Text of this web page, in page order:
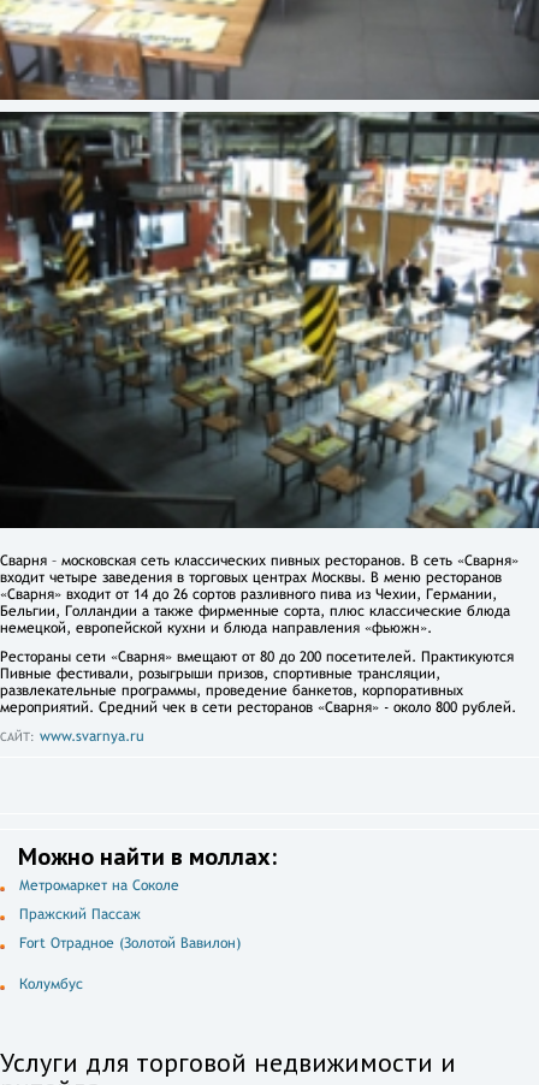
Сварня – московская сеть классических пивных ресторанов. В сеть «Сварня»
входит четыре заведения в торговых центрах Москвы. В меню ресторанов
«Сварня» входит от 14 до 26 сортов разливного пива из Чехии, Германии,
Бельгии, Голландии а также фирменные сорта, плюс классические блюда
немецкой, европейской кухни и блюда направления «фьюжн».
Рестораны сети «Сварня» вмещают от 80 до 200 посетителей. Практикуются
Пивные фестивали, розыгрыши призов, спортивные трансляции,
развлекательные программы, проведение банкетов, корпоративных
мероприятий. Средний чек в сети ресторанов «Сварня» - около 800 рублей.
САЙТ: www.svarnya.ru
Можно найти в моллах:
Метромаркет на Соколе
Пражский Пассаж
Fort Отрадное (Золотой Вавилон)
Колумбус
Услуги для торговой недвижимости и